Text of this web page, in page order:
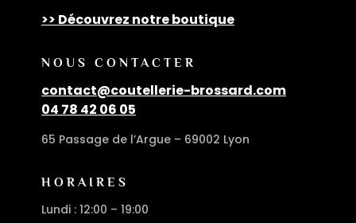
>> Découvrez notre boutique
NOUS CONTACTER
contact@coutellerie-brossard.com
04 78 42 06 05
65 Passage de l’Argue – 69002 Lyon
HORAIRES
Lundi : 12:00 – 19:00